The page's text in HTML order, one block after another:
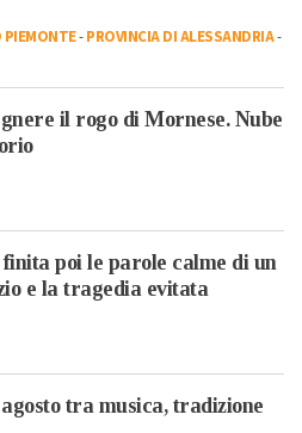
PIEMONTE-PROVINCIA DI ALESSANDRIA-
il rogo di Mornese. Nube
poi le parole calme di un
e la tragedia evitata
tra musica, tradizione